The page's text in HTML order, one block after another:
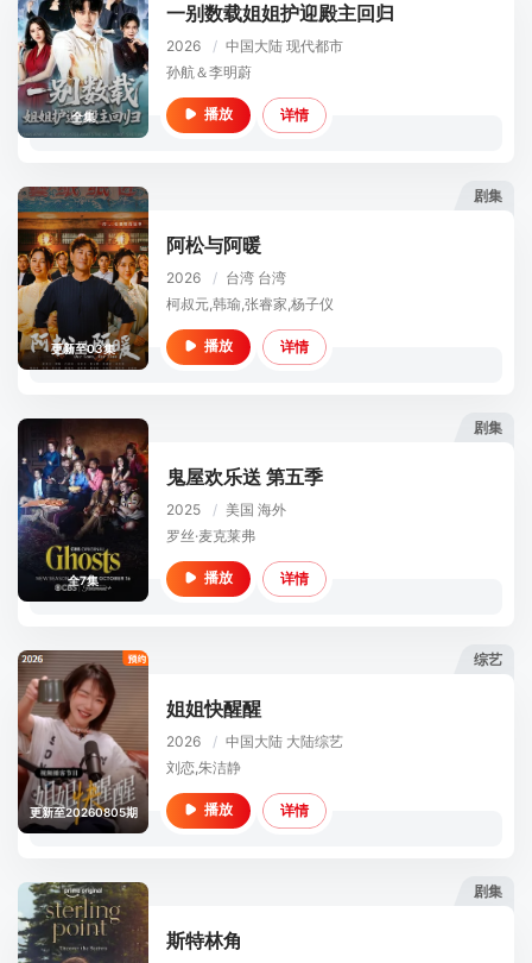
全集
一别数载姐姐护迎殿主回归
2026 / 中国大陆 现代都市
孙航＆李明蔚
播放 详情
剧集
更新至03集
阿松与阿暖
2026 / 台湾 台湾
柯叔元,韩瑜,张睿家,杨子仪
播放 详情
剧集
全7集
鬼屋欢乐送 第五季
2025 / 美国 海外
罗丝·麦克莱弗
播放 详情
综艺
更新至20260805期
姐姐快醒醒
2026 / 中国大陆 大陆综艺
刘恋,朱洁静
播放 详情
剧集
斯特林角